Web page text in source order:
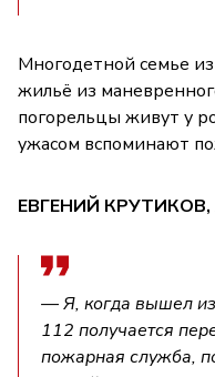
Многодетной семье
жильё из
погорельцы живут у
ужасом вспоминают
ЕВГЕНИЙ КРУТИКОВ,
— Я, когда вышел
112 получается
пожарная служба,